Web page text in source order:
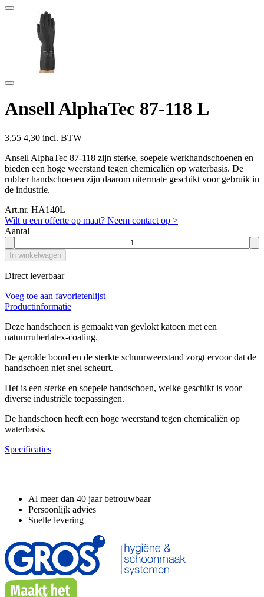
Ansell AlphaTec 87-118 L
3,55 4,30 incl. BTW
Ansell AlphaTec 87-118 zijn sterke, soepele werkhandschoenen en
bieden een hoge weerstand tegen chemicaliën op waterbasis. De
rubber handschoenen zijn daarom uitermate geschikt voor gebruik in
de industrie.
Art.nr. HA140L
Wilt u een offerte op maat? Neem contact op >
Aantal
In winkelwagen
Direct leverbaar
Voeg toe aan favorietenlijst
Productinformatie
Deze handschoen is gemaakt van gevlokt katoen met een
natuurruberlatex-coating.
De gerolde boord en de sterkte schuurweerstand zorgt ervoor dat de
handschoen niet snel scheurt.
Het is een sterke en soepele handschoen, welke geschikt is voor
diverse industriële toepassingen.
De handschoen heeft een hoge weerstand tegen chemicaliën op
waterbasis.
Specificaties
Al meer dan 40 jaar betrouwbaar
Persoonlijk advies
Snelle levering